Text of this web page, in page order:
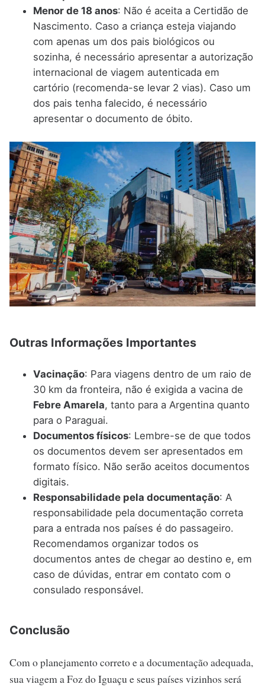
Menor de 18 anos: Não é aceita a Certidão de
Nascimento. Caso a criança esteja viajando
com apenas um dos pais biológicos ou
sozinha, é necessário apresentar a autorização
internacional de viagem autenticada em
cartório (recomenda-se levar 2 vias). Caso um
dos pais tenha falecido, é necessário
apresentar o documento de óbito.
Outras Informações Importantes
Vacinação: Para viagens dentro de um raio de
30 km da fronteira, não é exigida a vacina de
Febre Amarela, tanto para a Argentina quanto
para o Paraguai.
Documentos físicos: Lembre-se de que todos
os documentos devem ser apresentados em
formato físico. Não serão aceitos documentos
digitais.
Responsabilidade pela documentação: A
responsabilidade pela documentação correta
para a entrada nos países é do passageiro.
Recomendamos organizar todos os
documentos antes de chegar ao destino e, em
caso de dúvidas, entrar em contato com o
consulado responsável.
Conclusão
Com o planejamento correto e a documentação adequada,
sua viagem a Foz do Iguaçu e seus países vizinhos será